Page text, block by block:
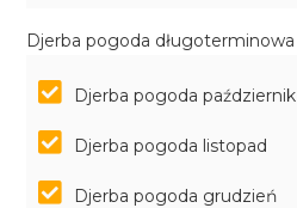
Djerba pogoda długoterminowa
Djerba pogoda październik
Djerba pogoda listopad
Djerba pogoda grudzień